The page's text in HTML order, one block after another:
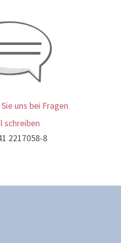
uns bei Fragen
schreiben
2217058-8